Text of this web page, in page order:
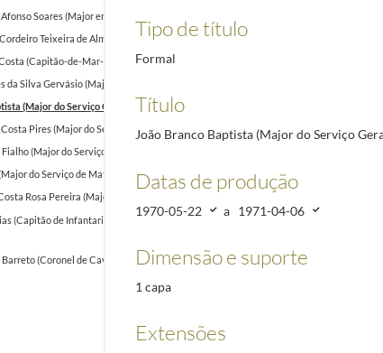
Soares (Major engenheiro eletrotécnico)
Teixeira de Almeida (Major Engenheiro eletrotécnico)
(Capitão-de-Mar-e-Guerra e médico naval)
da Silva Gervásio (Major do Serviço Geral do Exército)
(Major do Serviço Geral do Exército)1970-05-22/1971-04-06
Pires (Major do Serviço Geral do Exército)
1970-03-04/1971-04-06
(Major do Serviço de Material)
do Serviço de Material)
1970-04-22/1971-05-17
Rosa Pereira (Major do Serviço de Administração Militar)
(Capitão de Infantaria) 1970-07-13/1971-03-18
(Coronel de Cavalaria) 1921-03-01/1921-07-19
Tipo de título
Formal
Título
João Branco Baptista (Major do Serviço
Datas de produção
1970-05-22 a 1971-04-06
Dimensão e suporte
1 capa
Extensões